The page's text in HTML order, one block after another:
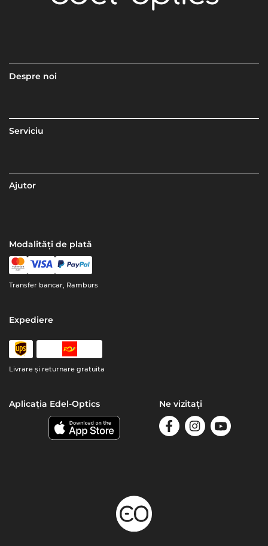
Despre noi
Serviciu
Ajutor
Modalități de plată
Transfer bancar, Ramburs
Expediere
Livrare şi returnare gratuita
Aplicația Edel-Optics Ne vizitați